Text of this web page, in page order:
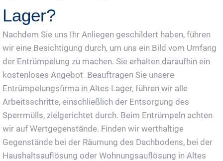
Lager?
Nachdem Sie uns Ihr Anliegen geschildert haben, führen
wir eine Besichtigung durch, um uns ein Bild vom Umfang
der Entrümpelung zu machen. Sie erhalten daraufhin ein
kostenloses Angebot. Beauftragen Sie unsere
Entrümpelungsfirma in Altes Lager, führen wir alle
Arbeitsschritte, einschließlich der Entsorgung des
Sperrmülls, zielgerichtet durch. Beim Entrümpeln achten
wir auf Wertgegenstände. Finden wir werthaltige
Gegenstände bei der Räumung des Dachbodens, bei der
Haushaltsauflösung oder Wohnungsauflösung in Altes